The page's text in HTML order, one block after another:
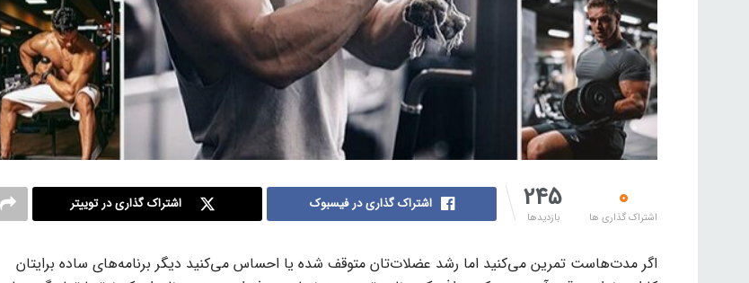
0
اشتراک گذاری ها
245
بازدیدها
اشتراک گذاری در فیسبوک اشتراک گذاری در توییتر
اگر مدت‌هاست تمرین می‌کنید اما رشد عضلات‌تان متوقف شده یا احساس می‌کنید دیگر برنامه‌های ساده برایتان